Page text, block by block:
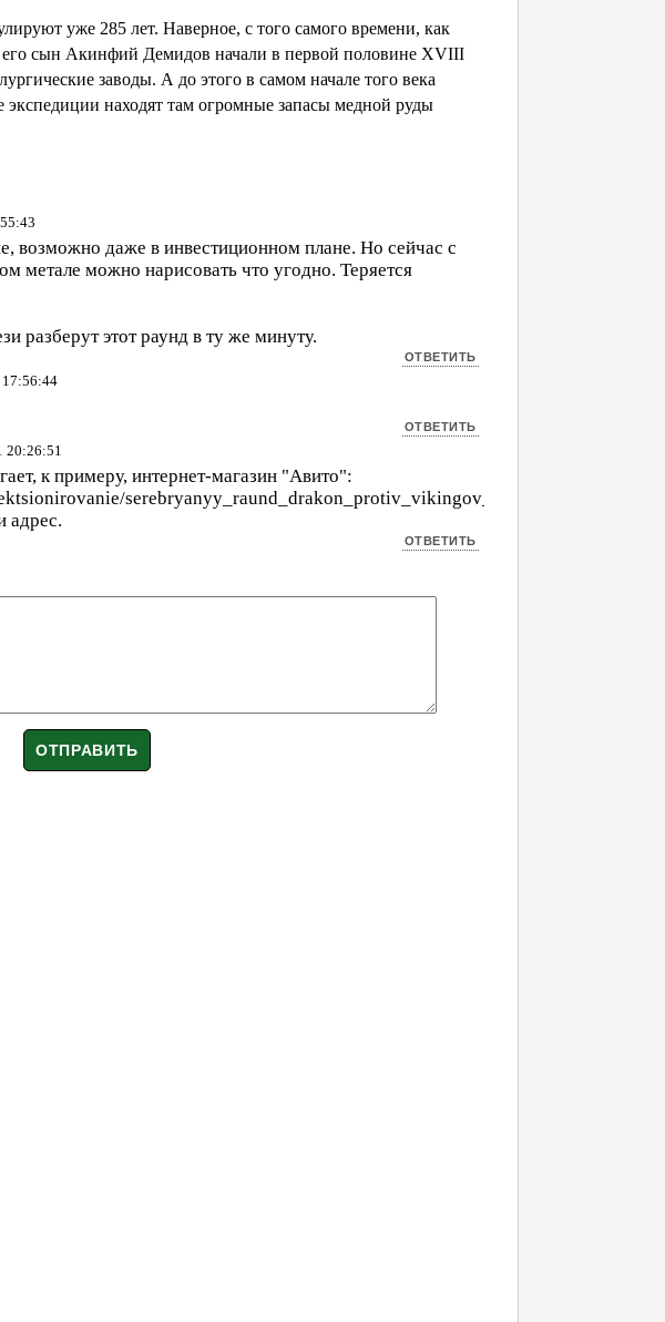
уже 285 лет. Наверное, с того самого времени, как
сын Акинфий Демидов начали в первой половине XVIII
заводы. А до этого в самом начале того века
экспедиции находят там огромные запасы медной руды
возможно даже в инвестиционном плане. Но сейчас с
метале можно нарисовать что угодно. Теряется
разберут этот раунд в ту же минуту.
17:56:44
20:26:51
к примеру, интернет-магазин "Авито":
serebryanyy_raund_drakon_protiv_vikingov_1897590492
адрес.